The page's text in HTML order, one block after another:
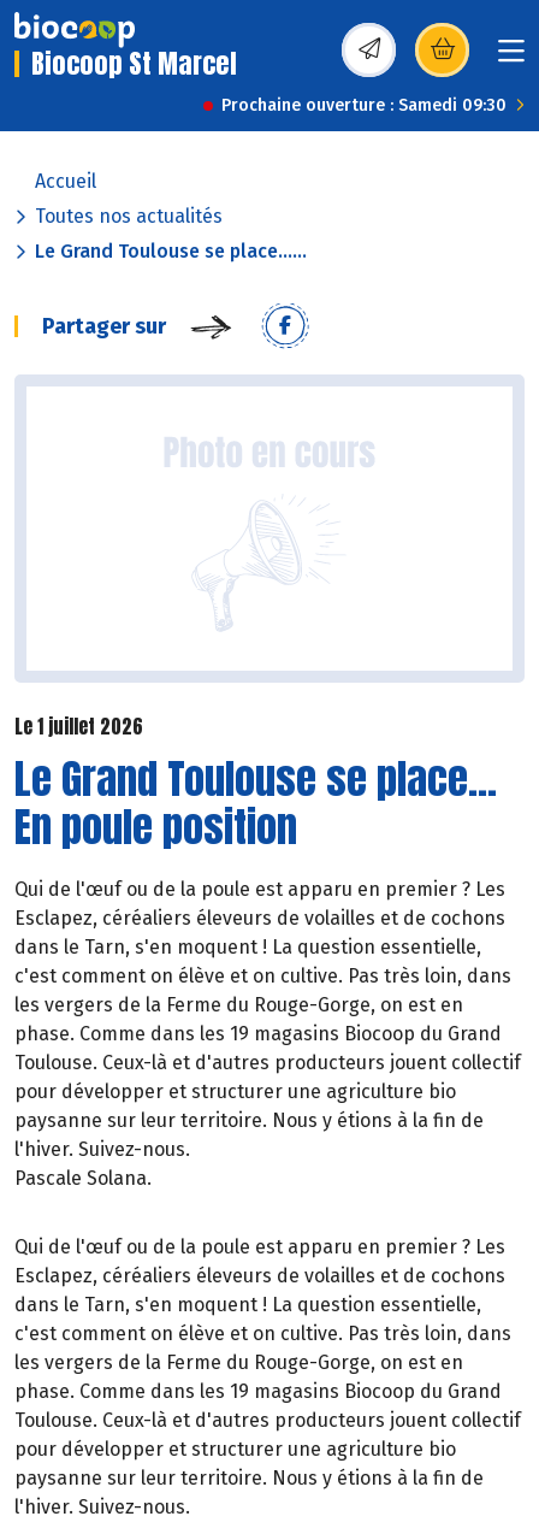
Biocoop St Marcel (s’ouvre dans une
Prochaine ouverture : Samedi 09:30
Accueil
Toutes nos actualités
Le Grand Toulouse se place......
Partager sur
Le 1 juillet 2026
Le Grand Toulouse se place...
En poule position
Qui de l'œuf ou de la poule est apparu en premier ? Les
Esclapez, céréaliers éleveurs de volailles et de cochons
dans le Tarn, s'en moquent ! La question essentielle,
c'est comment on élève et on cultive. Pas très loin, dans
les vergers de la Ferme du Rouge-Gorge, on est en
phase. Comme dans les 19 magasins Biocoop du Grand
Toulouse. Ceux-là et d'autres producteurs jouent collectif
pour développer et structurer une agriculture bio
paysanne sur leur territoire. Nous y étions à la fin de
l'hiver. Suivez-nous.
Pascale Solana.
Qui de l'œuf ou de la poule est apparu en premier ? Les
Esclapez, céréaliers éleveurs de volailles et de cochons
dans le Tarn, s'en moquent ! La question essentielle,
c'est comment on élève et on cultive. Pas très loin, dans
les vergers de la Ferme du Rouge-Gorge, on est en
phase. Comme dans les 19 magasins Biocoop du Grand
Toulouse. Ceux-là et d'autres producteurs jouent collectif
pour développer et structurer une agriculture bio
paysanne sur leur territoire. Nous y étions à la fin de
l'hiver. Suivez-nous.